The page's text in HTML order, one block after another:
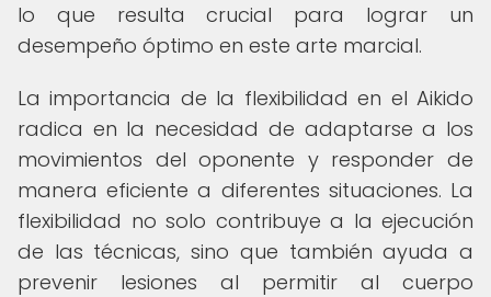
lo que resulta crucial para lograr un
desempeño óptimo en este arte marcial.
La importancia de la flexibilidad en el Aikido
radica en la necesidad de adaptarse a los
movimientos del oponente y responder de
manera eficiente a diferentes situaciones. La
flexibilidad no solo contribuye a la ejecución
de las técnicas, sino que también ayuda a
prevenir lesiones al permitir al cuerpo